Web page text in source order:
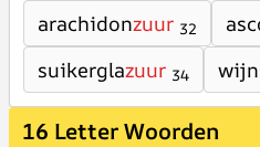
arachidonzuur 32
suikerglazuur 34
16 Letter Woorden